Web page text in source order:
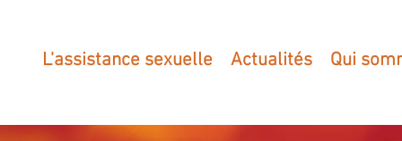
L'assistance sexuelle Actualités Qui